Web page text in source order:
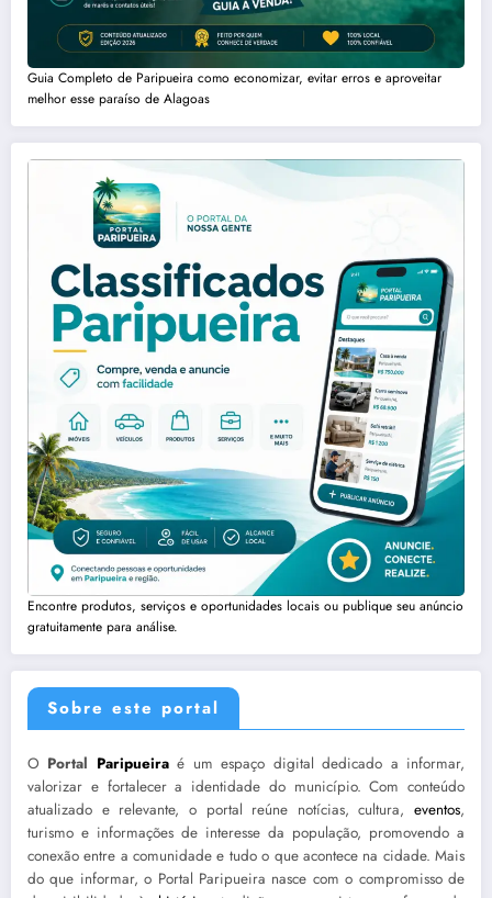
Guia Completo de Paripueira como economizar, evitar erros e aproveitar
melhor esse paraíso de Alagoas
Encontre produtos, serviços e oportunidades locais ou publique seu anúncio
gratuitamente para análise.
Sobre este portal
O Portal Paripueiraé um espaço digital dedicado a informar,
valorizar e fortalecer a identidade do município. Com conteúdo
atualizado e relevante, o portal reúne notícias, cultura, eventos,
turismo e informações de interesse da população, promovendo a
conexão entre a comunidade e tudo o que acontece na cidade. Mais
do que informar, o Portal Paripueira nasce com o compromisso de